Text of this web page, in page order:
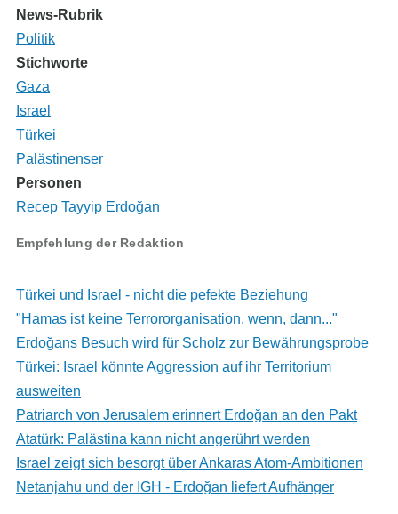
News-Rubrik
Politik
Stichworte
Gaza
Israel
Türkei
Palästinenser
Personen
Recep Tayyip Erdoğan
Empfehlung der Redaktion
Türkei und Israel - nicht die pefekte Beziehung
"Hamas ist keine Terrororganisation, wenn, dann..."
Erdoğans Besuch wird für Scholz zur Bewährungsprobe
Türkei: Israel könnte Aggression auf ihr Territorium
ausweiten
Patriarch von Jerusalem erinnert Erdoğan an den Pakt
Atatürk: Palästina kann nicht angerührt werden
Israel zeigt sich besorgt über Ankaras Atom-Ambitionen
Netanjahu und der IGH - Erdoğan liefert Aufhänger